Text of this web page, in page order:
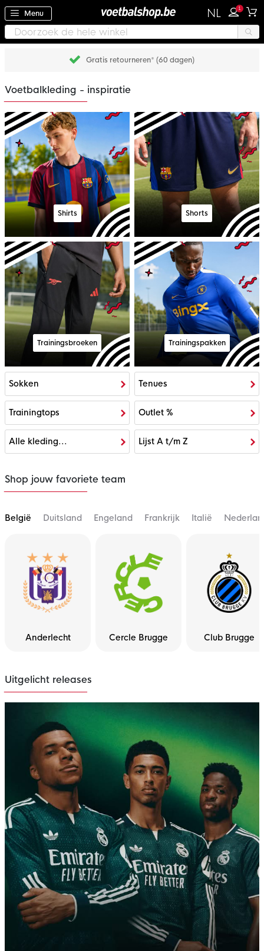
Menu NL 1
Gratis retourneren* (60 dagen)
Voetbalkleding - inspiratie
Shirts Shorts
Trainingsbroeken Trainingspakken
Sokken Tenues
Trainingtops Outlet %
Alle kleding... Lijst A t/m Z
Shop jouw favoriete team
België Duitsland Engeland Frankrijk Italië
Anderlecht Cercle Brugge Club Brugge
Uitgelicht releases